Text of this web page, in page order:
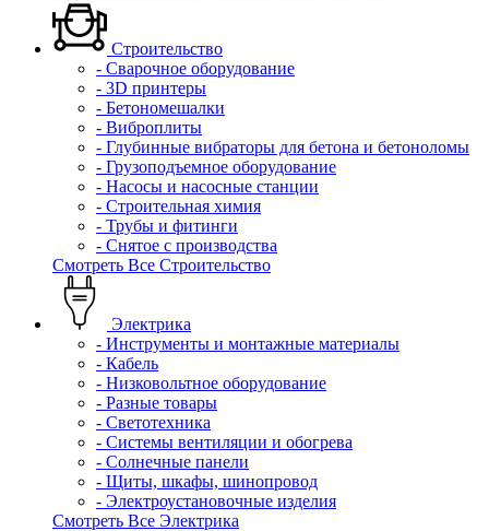
Строительство
- Сварочное оборудование
- 3D принтеры
- Бетономешалки
- Виброплиты
- Глубинные вибраторы для бетона и бетоноломы
- Грузоподъемное оборудование
- Насосы и насосные станции
- Строительная химия
- Трубы и фитинги
- Снятое с производства
Смотреть Все Строительство
Электрика
- Инструменты и монтажные материалы
- Кабель
- Низковольтное оборудование
- Разные товары
- Светотехника
- Системы вентиляции и обогрева
- Солнечные панели
- Щиты, шкафы, шинопровод
- Электроустановочные изделия
Смотреть Все Электрика